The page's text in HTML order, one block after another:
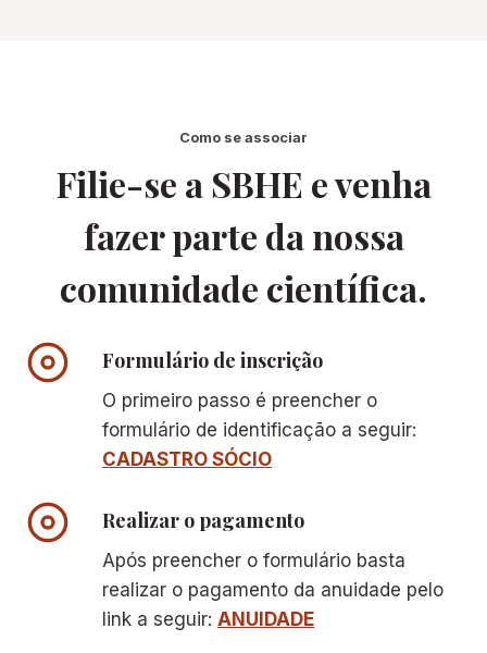
Como se associar
Filie-se a SBHE e venha
fazer parte da nossa
comunidade científica.
Formulário de inscrição
O primeiro passo é preencher o
formulário de identificação a seguir:
CADASTRO SÓCIO
Realizar o pagamento
Após preencher o formulário basta
realizar o pagamento da anuidade pelo
link a seguir: ANUIDADE